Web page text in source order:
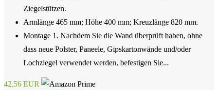
Ziegelstützen.
Armlänge 465 mm; Höhe 400 mm; Kreuzlänge 820 mm.
Montage 1. Nachdem Sie die Wand überprüft haben, ohne
dass neue Polster, Paneele, Gipskartonwände und/oder
Lochziegel verwendet werden, befestigen Sie...
42,56 EUR